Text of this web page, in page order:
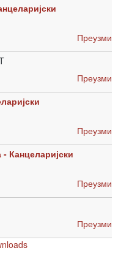
Преузми
Преузми
Преузми
Канцеларијски
Преузми
Преузми